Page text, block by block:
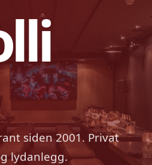
siden 2001. Privat
lydanlegg.